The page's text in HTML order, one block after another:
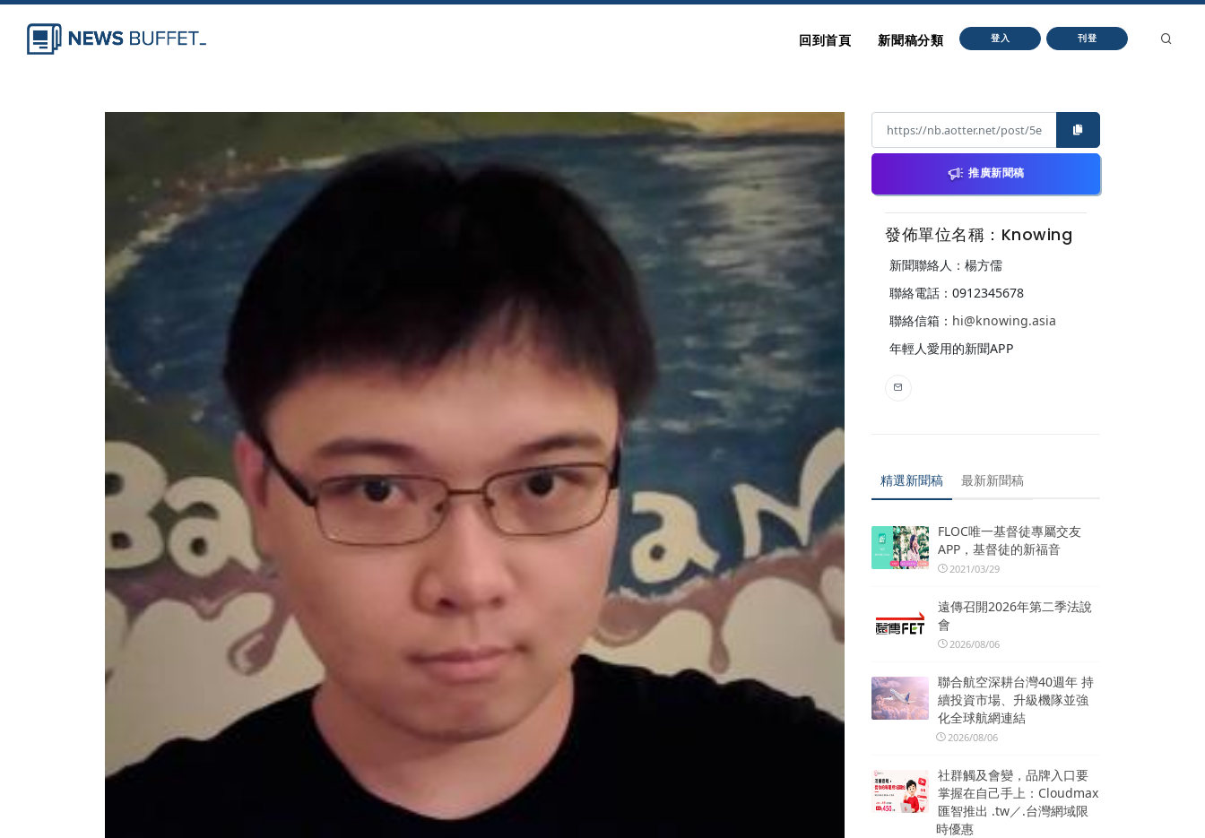
回到首頁 新聞稿分類 登入 刊登
推廣新聞稿
發佈單位名稱：Knowing
新聞聯絡人：楊方儒
聯絡電話：0912345678
聯絡信箱： hi@knowing.asia
年輕人愛用的新聞APP
精選新聞稿 最新新聞稿
FLOC唯一基督徒專屬交友
APP，基督徒的新福音
2021/03/29
遠傳召開2026年第二季法說
會
2026/08/06
聯合航空深耕台灣40週年 持
續投資市場、升級機隊並強
化全球航網連結
2026/08/06
社群觸及會變，品牌入口要
掌握在自己手上：Cloudmax
匯智推出 .tw／.台灣網域限
時優惠